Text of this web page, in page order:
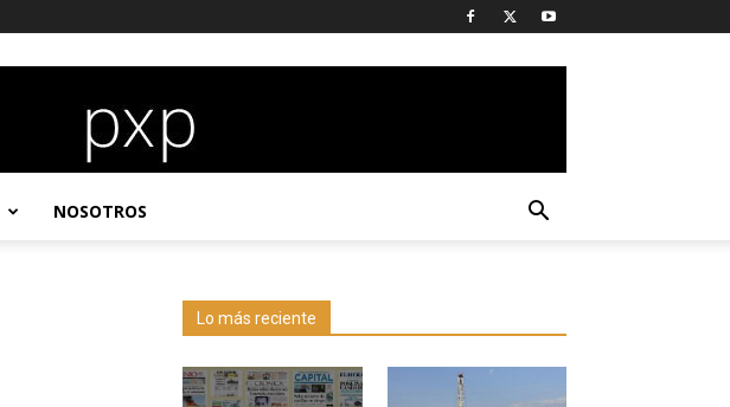
NOSOTROS
Lo más reciente